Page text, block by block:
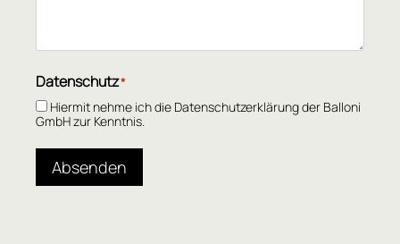
Datenschutz*
Hiermit nehme ich die Datenschutzerklärung der Balloni
GmbH zur Kenntnis.
Absenden